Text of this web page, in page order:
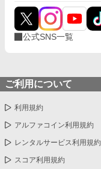
公式SNS一覧
ご利用について
利用規約
アルファコイン利用規約
レンタルサービス利用規約
スコア利用規約